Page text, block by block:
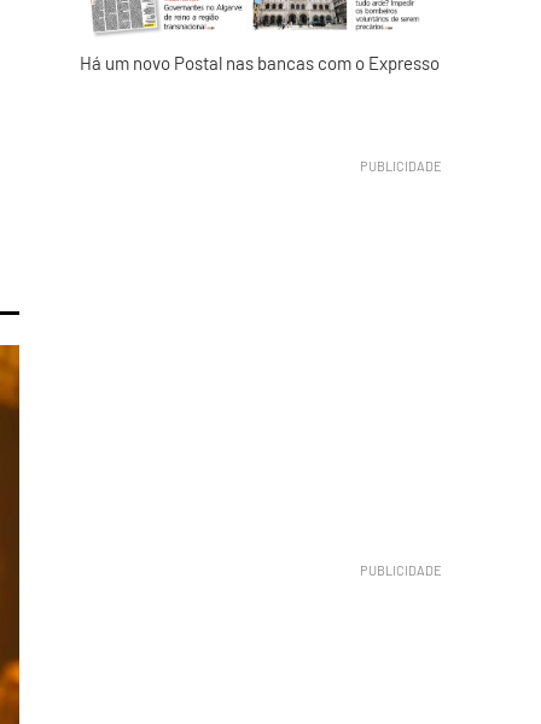
Há um novo Postal nas bancas com o Expresso